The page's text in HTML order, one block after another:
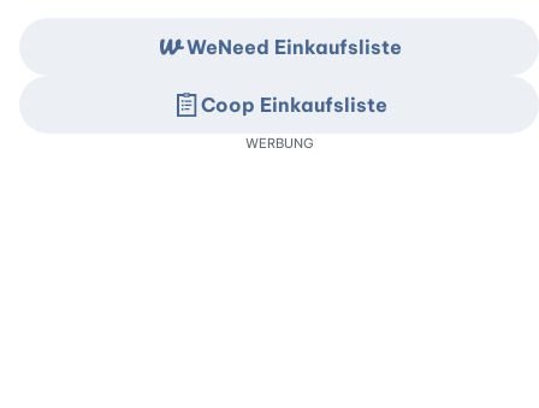
WeNeed Einkaufsliste
Coop Einkaufsliste
WERBUNG